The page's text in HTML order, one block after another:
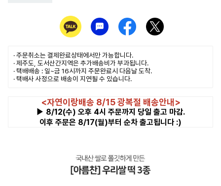
· 주문취소는 결제완료상태에서만 가능합니다.
· 제주도, 도서산간지역은 추가배송비가 부과됩니다.
· 택배배송 : 일~금 16시까지 주문완료시 다음날 도착.
· 택배사 사정으로 배송이 지연될 수 있습니다.
<자연이랑배송 8/15 광복절 배송안내>
▶ 8/12(수) 오후 4시 주문까지 당일 출고 마감.
이후 주문은 8/17(월)부터 순차 출고됩니다 :)